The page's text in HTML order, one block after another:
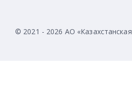
© 2021 - 2026 АО